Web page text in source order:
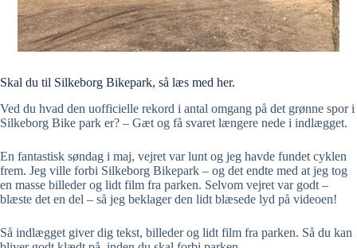
Skal du til Silkeborg Bikepark, så læs med her.
Ved du hvad den uofficielle rekord i antal omgang på det grønne spor i
Silkeborg Bike park er? – Gæt og få svaret længere nede i indlægget.
En fantastisk søndag i maj, vejret var lunt og jeg havde fundet cyklen
frem. Jeg ville forbi Silkeborg Bikepark – og det endte med at jeg tog
en masse billeder og lidt film fra parken. Selvom vejret var godt –
blæste det en del – så jeg beklager den lidt blæsede lyd på videoen!
Så indlægget giver dig tekst, billeder og lidt film fra parken. Så du kan